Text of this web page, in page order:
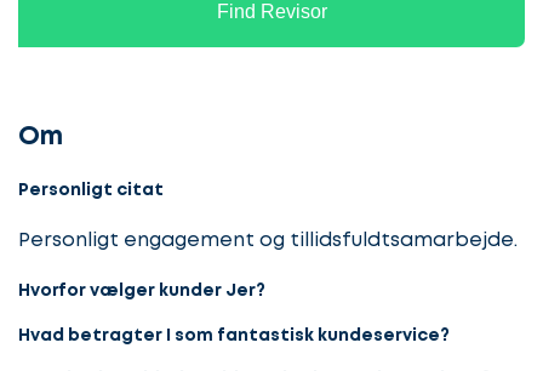
Find Revisor
Om
Personligt citat
Personligt engagement og tillidsfuldtsamarbejde.
Hvorfor vælger kunder Jer?
Hvad betragter I som fantastisk kundeservice?